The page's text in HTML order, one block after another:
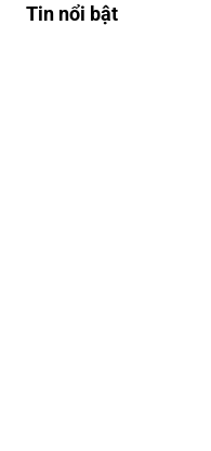
Tin nổi bật